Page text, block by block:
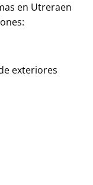
en Utreraen
exteriores